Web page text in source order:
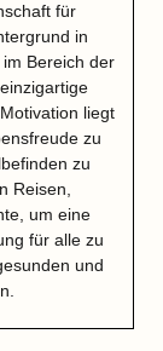
für
in
Bereich der
liegt
zu
zu
Reisen,
um eine
für alle zu
und